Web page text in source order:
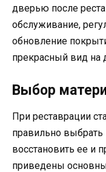
дверью после
обслуживание,
обновление
прекрасный вид на
Выбор
При реставрации
правильно
восстановить ее и
приведены